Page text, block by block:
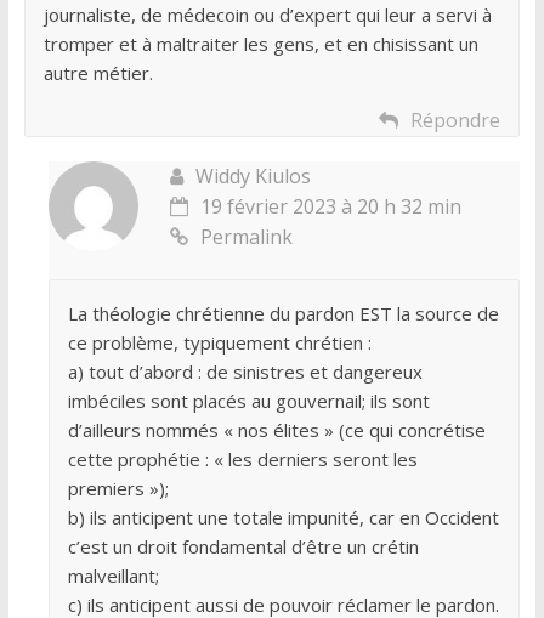
journaliste, de médecoin ou d’expert qui leur a servi à
tromper et à maltraiter les gens, et en chisissant un
autre métier.
Répondre
Widdy Kiulos
19 février 2023 à 20 h 32 min
Permalink
La théologie chrétienne du pardon EST la source de
ce problème, typiquement chrétien :
a) tout d’abord : de sinistres et dangereux
imbéciles sont placés au gouvernail; ils sont
d’ailleurs nommés « nos élites » (ce qui concrétise
cette prophétie : « les derniers seront les
premiers »);
b) ils anticipent une totale impunité, car en Occident
c’est un droit fondamental d’être un crétin
malveillant;
c) ils anticipent aussi de pouvoir réclamer le pardon.